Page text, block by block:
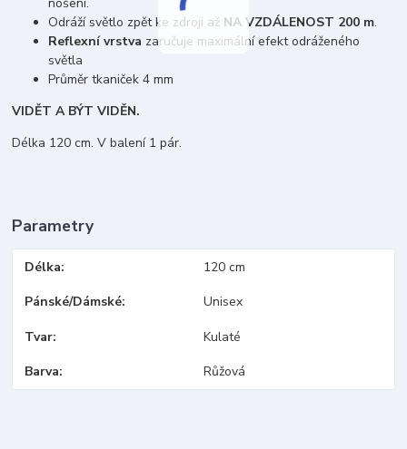
Odráží světlo zpět ke zdroji až NA VZDÁLENOST 200 m.
Reflexní vrstva zaručuje maximální efekt odráženého
světla
Průměr tkaniček 4 mm
VIDĚT A BÝT VIDĚN.
Délka 120 cm. V balení 1 pár.
Parametry
Délka 120 cm
Pánské/Dámské Unisex
Tvar Kulaté
Barva Růžová